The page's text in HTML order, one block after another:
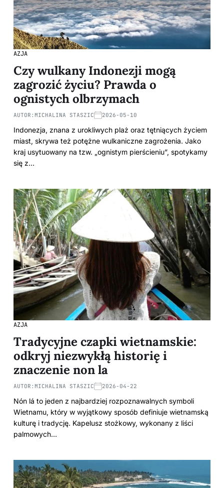
AZJA
Czy wulkany Indonezji mogą
zagrozić życiu? Prawda o
ognistych olbrzymach
AUTOR: MICHALINA STASZIC 2026-05-10
Indonezja, znana z urokliwych plaż oraz tętniących życiem
miast, skrywa też potężne wulkaniczne zagrożenia. Jako
kraj usytuowany na tzw. „ognistym pierścieniu”, spotykamy
się z…
AZJA
Tradycyjne czapki wietnamskie:
odkryj niezwykłą historię i
znaczenie non la
AUTOR: MICHALINA STASZIC 2026-04-22
Nón lá to jeden z najbardziej rozpoznawalnych symboli
Wietnamu, który w wyjątkowy sposób definiuje wietnamską
kulturę i tradycję. Kapelusz stożkowy, wykonany z liści
palmowych…